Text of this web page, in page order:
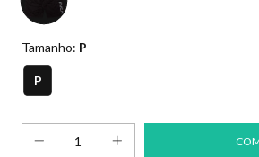
Tamanho: P
P